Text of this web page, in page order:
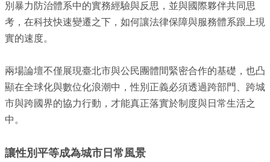
語
詞
情
系
統
政
網
別暴力防治體系中的實務經驗與反思，並與國際夥伴共同思
考，在科技快速變遷之下，如何讓法律保障與服務體系跟上現
實的速度。
兩場論壇不僅展現臺北市與公民團體間緊密合作的基礎，也凸
顯在全球化與數位化浪潮中，性別正義必須透過跨部門、跨城
市與跨國界的協力行動，才能真正落實於制度與日常生活之
中。
讓性別平等成為城市日常風景